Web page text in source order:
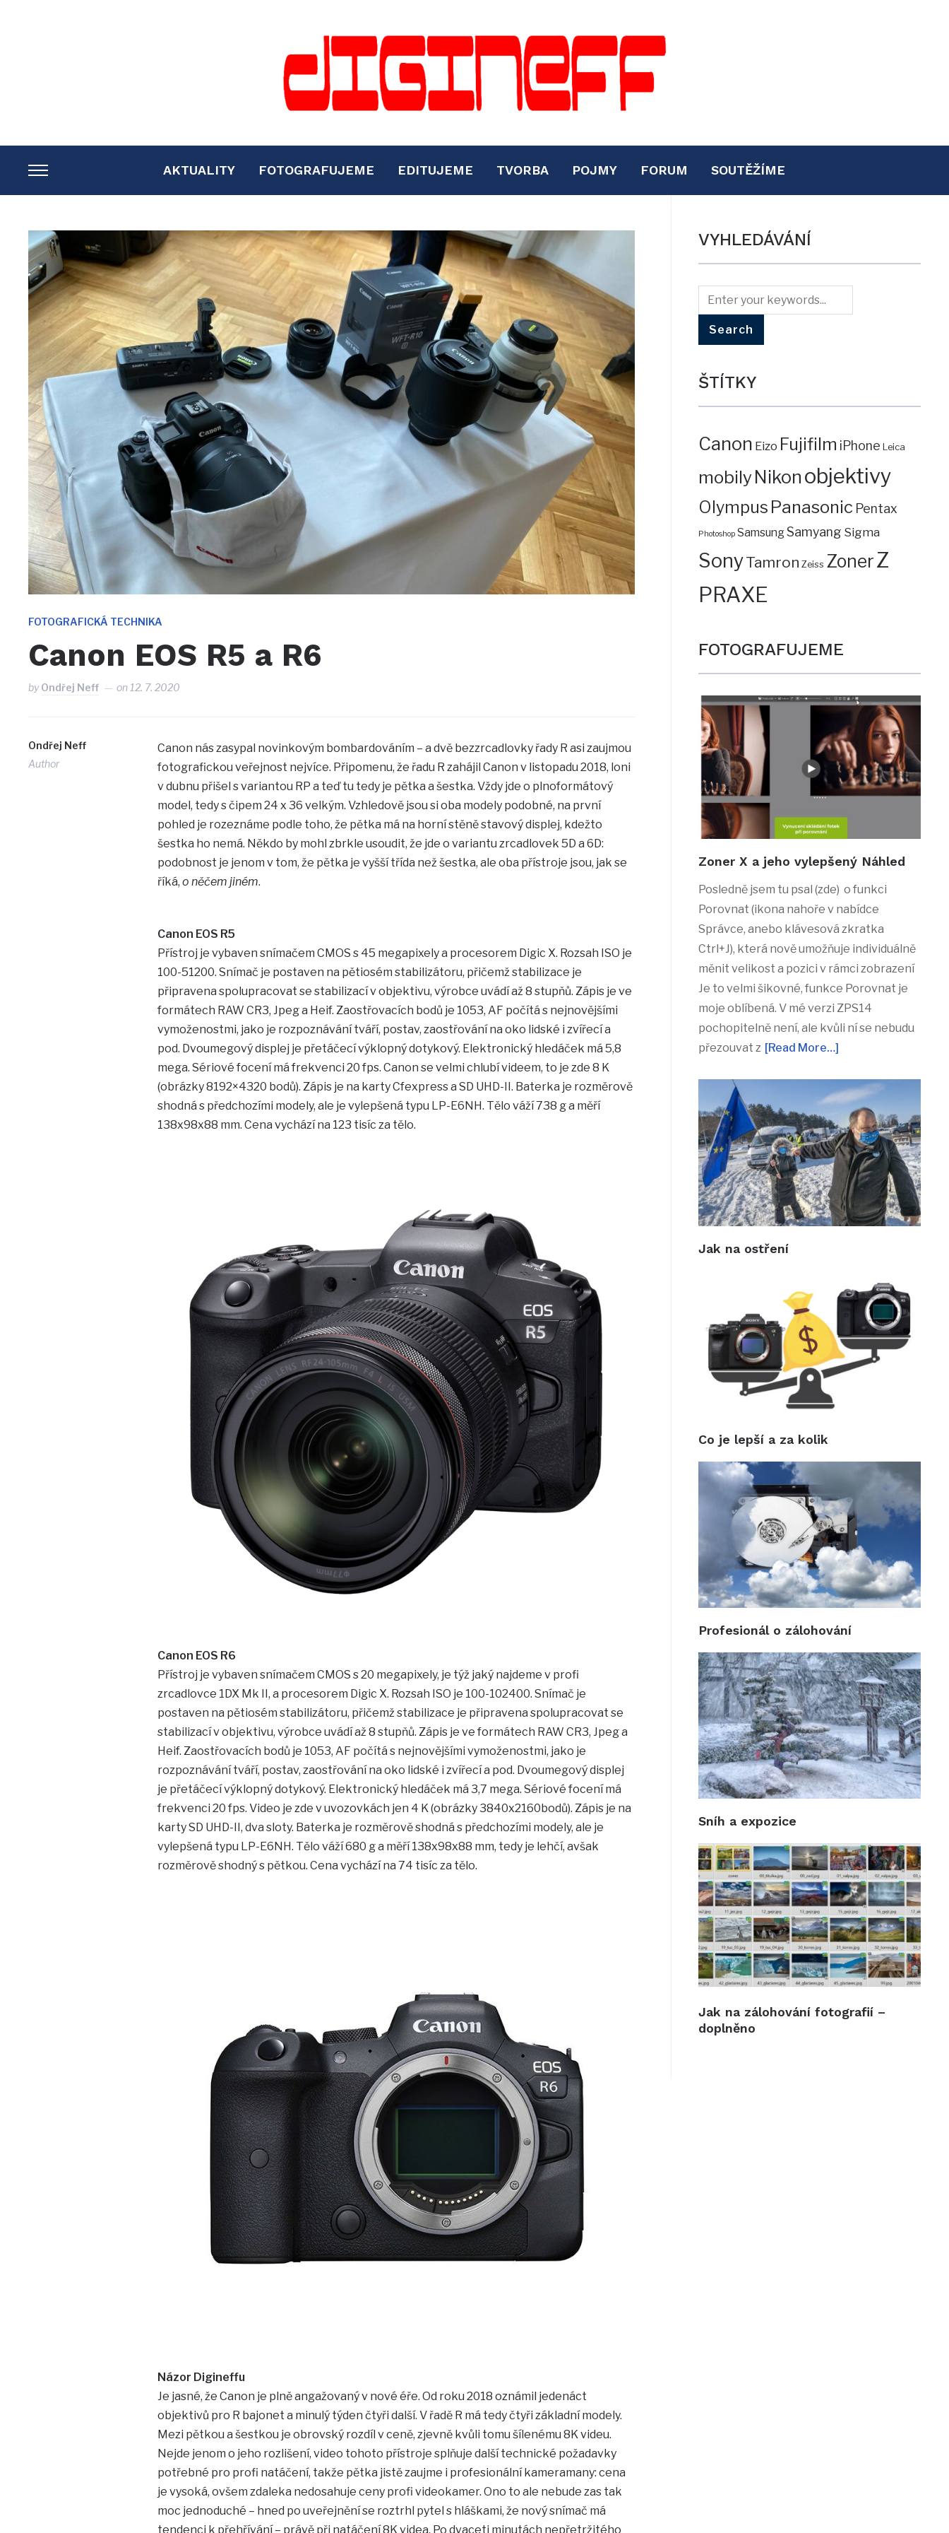
TOGGLE
SIDEBAR
NAVIGATION
AKTUALITY FOTOGRAFUJEME EDITUJEME TVORBA POJMY FORUM SOUTĚŽÍME
FOTOGRAFICKÁ TECHNIKA
Canon EOS R5 a R6
byOndřej Neff on 12. 7. 2020
Ondřej Neff
Author
Canon nás zasypal novinkovým bombardováním – a dvě bezzrcadlovky řady R asi zaujmou
fotografickou veřejnost nejvíce. Připomenu, že řadu R zahájil Canon v listopadu 2018, loni
v dubnu přišel s variantou RP a teď tu tedy je pětka a šestka. Vždy jde o plnoformátový
model, tedy s čipem 24 x 36 velkým. Vzhledově jsou si oba modely podobné, na první
pohled je rozeznáme podle toho, že pětka má na horní stěně stavový displej, kdežto
šestka ho nemá. Někdo by mohl zbrkle usoudit, že jde o variantu zrcadlovek 5D a 6D:
podobnost je jenom v tom, že pětka je vyšší třída než šestka, ale oba přístroje jsou, jak se
říká, o něčem jiném.
Canon EOS R5
Přístroj je vybaven snímačem CMOS s 45 megapixely a procesorem Digic X. Rozsah ISO je
100-51200. Snímač je postaven na pětiosém stabilizátoru, přičemž stabilizace je
připravena spolupracovat se stabilizací v objektivu, výrobce uvádí až 8 stupňů. Zápis je ve
formátech RAW CR3, Jpeg a Heif. Zaostřovacích bodů je 1053, AF počítá s nejnovějšími
vymoženostmi, jako je rozpoznávání tváří, postav, zaostřování na oko lidské i zvířecí a
pod. Dvoumegový displej je přetáčecí výklopný dotykový. Elektronický hledáček má 5,8
mega. Sériové focení má frekvenci 20 fps. Canon se velmi chlubí videem, to je zde 8 K
(obrázky 8192×4320 bodů). Zápis je na karty Cfexpress a SD UHD-II. Baterka je rozměrově
shodná s předchozími modely, ale je vylepšená typu LP-E6NH. Tělo váží 738 g a měří
138x98x88 mm. Cena vychází na 123 tisíc za tělo.
Canon EOS R6
Přístroj je vybaven snímačem CMOS s 20 megapixely, je týž jaký najdeme v profi
zrcadlovce 1DX Mk II, a procesorem Digic X. Rozsah ISO je 100-102400. Snímač je
postaven na pětiosém stabilizátoru, přičemž stabilizace je připravena spolupracovat se
stabilizací v objektivu, výrobce uvádí až 8 stupňů. Zápis je ve formátech RAW CR3, Jpeg a
Heif. Zaostřovacích bodů je 1053, AF počítá s nejnovějšími vymoženostmi, jako je
rozpoznávání tváří, postav, zaostřování na oko lidské i zvířecí a pod. Dvoumegový displej
je přetáčecí výklopný dotykový. Elektronický hledáček má 3,7 mega. Sériové focení má
frekvenci 20 fps. Video je zde v uvozovkách jen 4 K (obrázky 3840x2160bodů). Zápis je na
karty SD UHD-II, dva sloty. Baterka je rozměrově shodná s předchozími modely, ale je
vylepšená typu LP-E6NH. Tělo váží 680 g a měří 138x98x88 mm, tedy je lehčí, avšak
rozměrově shodný s pětkou. Cena vychází na 74 tisíc za tělo.
Názor Digineffu
Je jasné, že Canon je plně angažovaný v nové éře. Od roku 2018 oznámil jedenáct
objektivů pro R bajonet a minulý týden čtyři další. V řadě R má tedy čtyři základní modely.
Mezi pětkou a šestkou je obrovský rozdíl v ceně, zjevně kvůli tomu šílenému 8K videu.
Nejde jenom o jeho rozlišení, video tohoto přístroje splňuje další technické požadavky
potřebné pro profi natáčení, takže pětka jistě zaujme i profesionální kameramany: cena
je vysoká, ovšem zdaleka nedosahuje ceny profi videokamer. Ono to ale nebude zas tak
moc jednoduché – hned po uveřejnění se roztrhl pytel s hláškami, že nový snímač má
tendenci k přehřívání – právě při natáčení 8K videa. Po dvaceti minutách nepřetržitého
VYHLEDÁVÁNÍ
ŠTÍTKY
Canon Eizo Fujifilm iPhone Leica
mobilyNikon objektivy
Olympus Panasonic Pentax
Photoshop SamsungSamyang Sigma
SonyTamron Zeiss ZonerZ
PRAXE
FOTOGRAFUJEME
Zoner X a jeho vylepšený Náhled
Posledně jsem tu psal (zde) o funkci
Porovnat (ikona nahoře v nabídce
Správce, anebo klávesová zkratka
Ctrl+J), která nově umožňuje individuálně
měnit velikost a pozici v rámci zobrazení
Je to velmi šikovné, funkce Porovnat je
moje oblíbená. V mé verzi ZPS14
pochopitelně není, ale kvůli ní se nebudu
přezouvat z [Read More…]
Jak na ostření
Co je lepší a za kolik
Profesionál o zálohování
Sníh a expozice
Jak na zálohování fotografií –
doplněno